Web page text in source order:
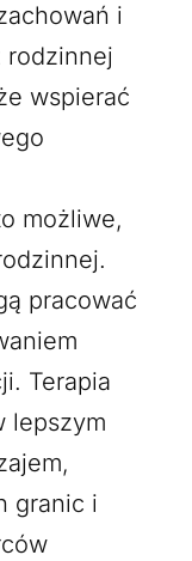
i
rodzinnej
wspierać
możliwe,
pracować
Terapia
lepszym
granic i